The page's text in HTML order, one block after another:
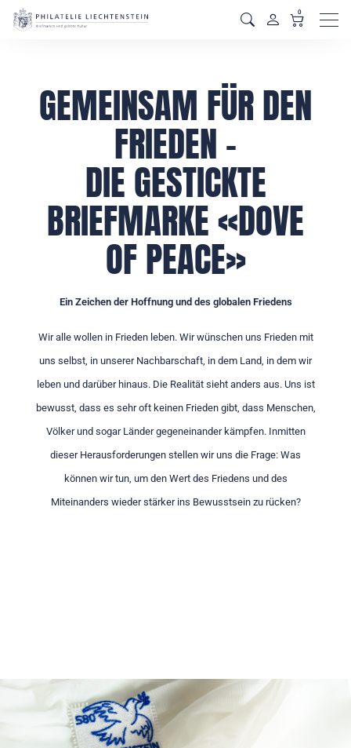
0
GEMEINSAM FÜR DEN
FRIEDEN –
DIE GESTICKTE
BRIEFMARKE «DOVE
OF PEACE»
Ein Zeichen der Hoffnung und des globalen Friedens
Wir alle wollen in Frieden leben. Wir wünschen uns Frieden mit
uns selbst, in unserer Nachbarschaft, in dem Land, in dem wir
leben und darüber hinaus. Die Realität sieht anders aus. Uns ist
bewusst, dass es sehr oft keinen Frieden gibt, dass Menschen,
Völker und sogar Länder gegeneinander kämpfen. Inmitten
dieser Herausforderungen stellen wir uns die Frage: Was
können wir tun, um den Wert des Friedens und des
Miteinanders wieder stärker ins Bewusstsein zu rücken?